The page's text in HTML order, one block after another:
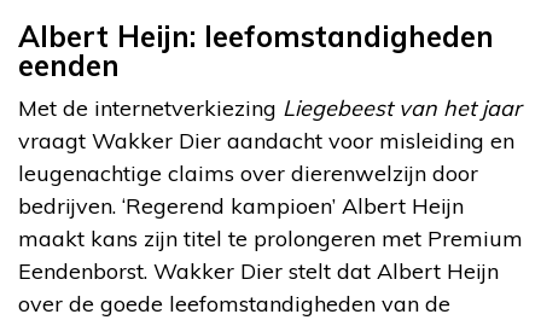
Albert Heijn: leefomstandigheden
eenden
Met de internetverkiezing Liegebeest van het jaar
vraagt Wakker Dier aandacht voor misleiding en
leugenachtige claims over dierenwelzijn door
bedrijven. ‘Regerend kampioen’ Albert Heijn
maakt kans zijn titel te prolongeren met Premium
Eendenborst. Wakker Dier stelt dat Albert Heijn
over de goede leefomstandigheden van de